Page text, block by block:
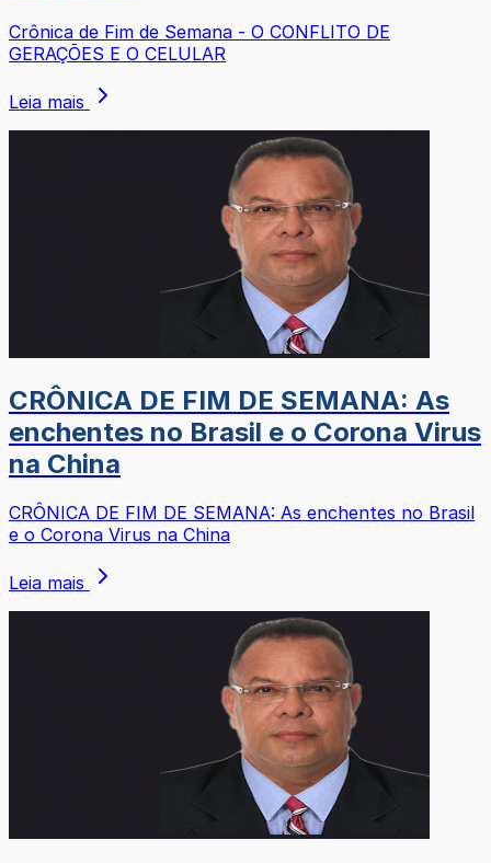
Crônica de Fim de Semana - O CONFLITO DE
GERAÇÕES E O CELULAR
Leia mais
CRÔNICA DE FIM DE SEMANA: As
enchentes no Brasil e o Corona Virus
na China
CRÔNICA DE FIM DE SEMANA: As enchentes no Brasil
e o Corona Virus na China
Leia mais